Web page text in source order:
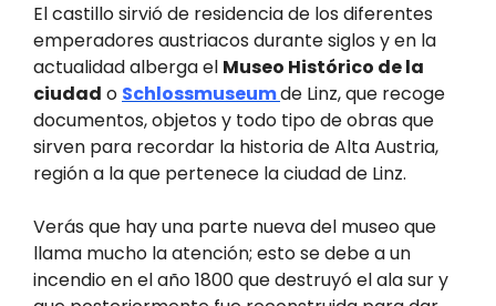
El castillo sirvió de residencia de los diferentes
emperadores austriacos durante siglos y en la
actualidad alberga el Museo Histórico de la
ciudad o Schlossmuseumde Linz, que recoge
documentos, objetos y todo tipo de obras que
sirven para recordar la historia de Alta Austria,
región a la que pertenece la ciudad de Linz.
Verás que hay una parte nueva del museo que
llama mucho la atención; esto se debe a un
incendio en el año 1800 que destruyó el ala sur y